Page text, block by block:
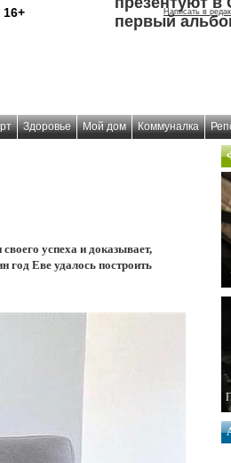
16+ Написать в
первый
Здоровье Мой дом Коммуналка
успеха и доказывает,
год Еве удалось построить